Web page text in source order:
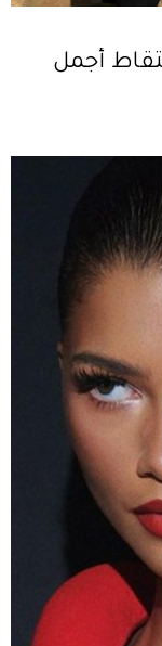
أجمل